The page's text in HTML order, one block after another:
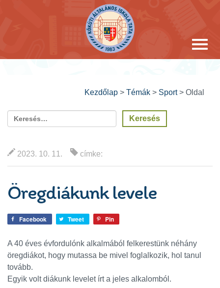
Kezdőlap > Témák > Sport> Oldal
2023. 10. 11. címke:
Öregdiákunk levele
Facebook Tweet Pin
A 40 éves évfordulónk alkalmából felkerestünk néhány
öregdiákot, hogy mutassa be mivel foglalkozik, hol tanul
tovább.
Egyik volt diákunk levelet írt a jeles alkalomból.